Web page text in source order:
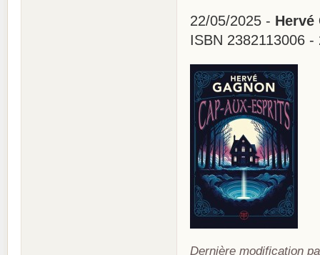
22/05/2025 - Hervé
ISBN 2382113006 -
Dernière modification